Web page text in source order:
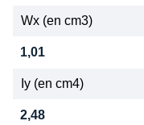
Wx (en cm3)
1,01
Iy (en cm4)
2,48